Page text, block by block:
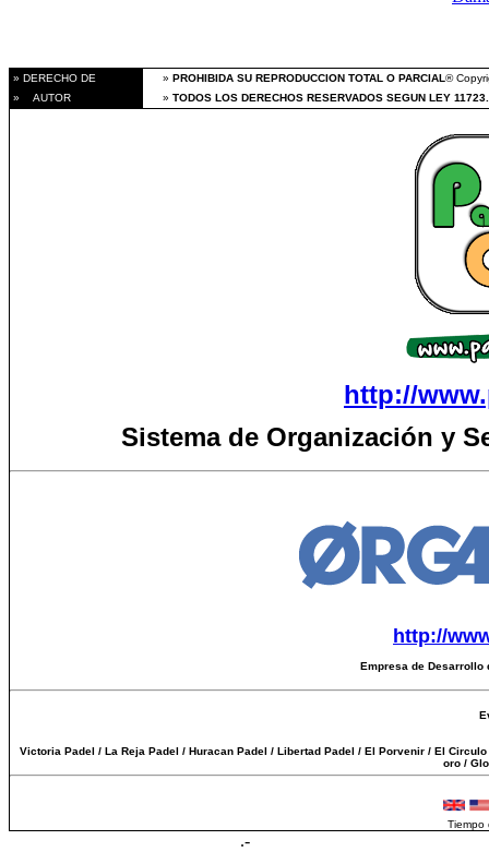
» DERECHO DE » PROHIBIDA SU REPRODUCCION TOTAL O PARCIAL®
» AUTOR
» TODOS LOS DERECHOS RESERVADOS SEGUN LEY
http://
Sistema de Organización y
http://
Empresa de
Victoria Padel / La Reja Padel / Huracan Padel / Libertad Padel / El Porvenir / El
oro /
Tiempo
.-